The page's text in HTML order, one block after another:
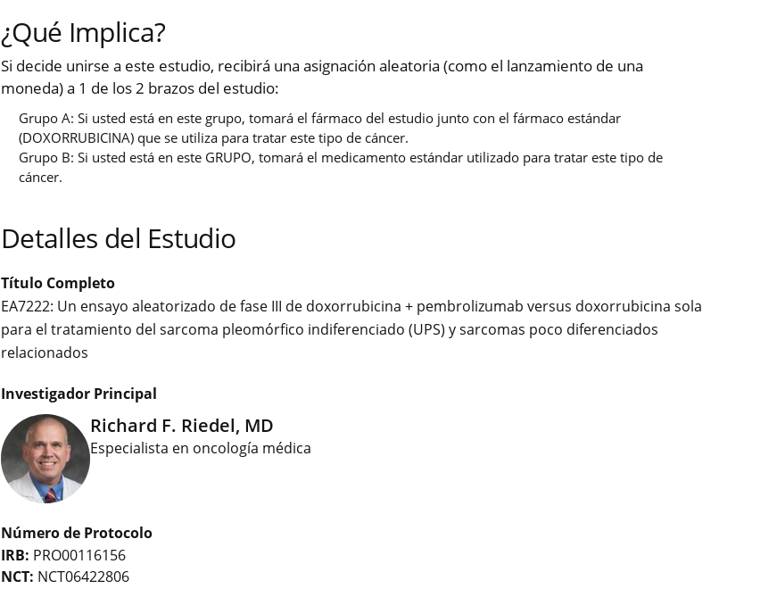
¿Qué Implica?
Si decide unirse a este estudio, recibirá una asignación aleatoria (como el lanzamiento de una
moneda) a 1 de los 2 brazos del estudio:
Grupo A: Si usted está en este grupo, tomará el fármaco del estudio junto con el fármaco estándar
(DOXORRUBICINA) que se utiliza para tratar este tipo de cáncer.
Grupo B: Si usted está en este GRUPO, tomará el medicamento estándar utilizado para tratar este tipo de
cáncer.
Detalles del Estudio
Título Completo
EA7222: Un ensayo aleatorizado de fase III de doxorrubicina + pembrolizumab versus doxorrubicina sola
para el tratamiento del sarcoma pleomórfico indiferenciado (UPS) y sarcomas poco diferenciados
relacionados
Investigador Principal
Richard F. Riedel, MD
Especialista en oncología médica
Número de Protocolo
IRB: PRO00116156
NCT: NCT06422806